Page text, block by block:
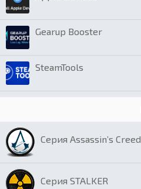
Gearup Booster
SteamTools
Серия Assassin’s Creed
Серия STALKER